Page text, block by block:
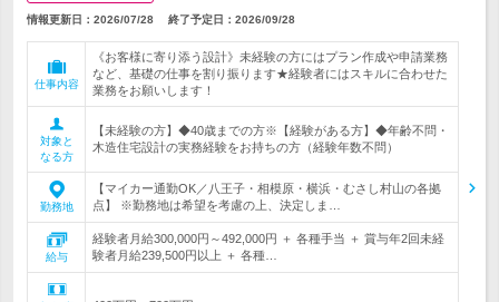
情報更新日：2026/07/28 終了予定日： 2026/09/28
仕事内容
《お客様に寄り添う設計》未経験の方にはプラン作成や申請業務
など、基礎の仕事を割り振ります★経験者にはスキルに合わせた
業務をお願いします！
対象と
なる方
【未経験の方】◆40歳までの方※【経験がある方】◆年齢不問・
木造住宅設計の実務経験をお持ちの方（経験年数不問）
勤務地
【マイカー通勤OK／八王子・相模原・横浜・むさし村山の各拠
点】 ※勤務地は希望を考慮の上、決定しま…
給与
経験者月給300,000円～492,000円 ＋ 各種手当 ＋ 賞与年2回未経
験者月給239,500円以上 ＋ 各種…